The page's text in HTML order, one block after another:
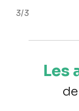
3/3
Les